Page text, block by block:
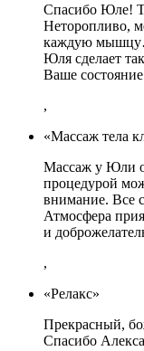
Спасибо Юле!
Неторопливо,
каждую мышцу…
Юля сделает
Ваше
,
«Массаж тела
Массаж у Юли
процедурой
внимание. Все
Атмосфера
и
,
«Релакс»
Прекрасный,
Спасибо